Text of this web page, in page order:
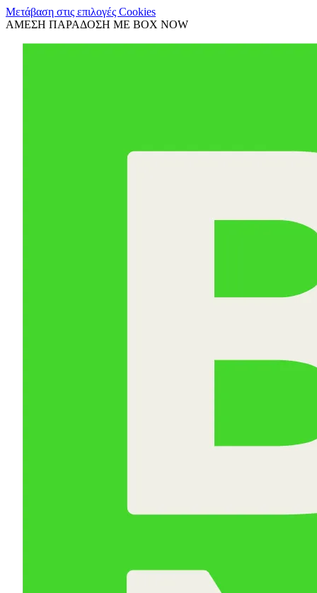
Μετάβαση στις επιλογές Cookies
ΑΜΕΣΗ ΠΑΡΑΔΟΣΗ ΜΕ BOX NOW